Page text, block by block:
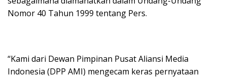
Nomor 40 Tahun 1999 tentang Pers.
“Kami dari Dewan Pimpinan Pusat Aliansi Media
Indonesia (DPP AMI) mengecam keras pernyataan